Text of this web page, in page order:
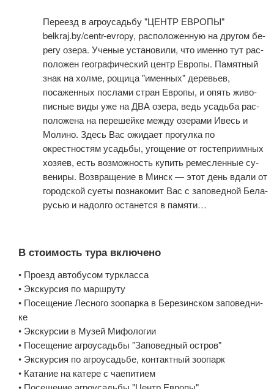
Пе­ре­езд в аг­ро­усадь­бу "ЦЕНТР ЕВРОПЫ"
belkraj.by/centr-evropy, рас­по­ло­жен­ную на дру­гом бе­
ре­гу озе­ра. Ученые установили, что имен­но тут рас­
по­ло­жен географический центр Ев­ро­пы. Памятный
знак на холме, рощица "именных" де­ре­вьев,
посаженных по­сла­ми стран Ев­ро­пы, и опять жи­во­
пис­ные ви­ды уже на ДВА озе­ра, ведь усадь­ба рас­
по­ло­же­на на перешейке меж­ду озе­ра­ми Ивесь и
Молино. Здесь Вас ожи­да­ет про­гул­ка по
окрестностям усадь­бы, уго­ще­ние от го­сте­при­им­ных
хозяев, есть воз­мож­ность ку­пить ремесленные су­
ве­ни­ры. Воз­вра­ще­ние в Минск — этот день вда­ли от
го­род­ской су­е­ты по­зна­ко­мит Вас с за­по­вед­ной Бе­ла­
русью и надолго останется в па­мя­ти…
В стоимость тура включено
• Проезд ав­то­бу­сом турк­лас­са
• Экс­кур­сия по марш­ру­ту
• По­се­ще­ние Лесного зоопарка в Бе­ре­зин­ском за­по­вед­ни­
ке
• Экскурсии в Музей Мифологии
• По­се­ще­ние агроусадьбы "За­по­вед­ный ост­ров"
• Экс­кур­сия по аг­ро­усадь­бе, контактный зоопарк
• Ка­та­ние на катере с чаепитием